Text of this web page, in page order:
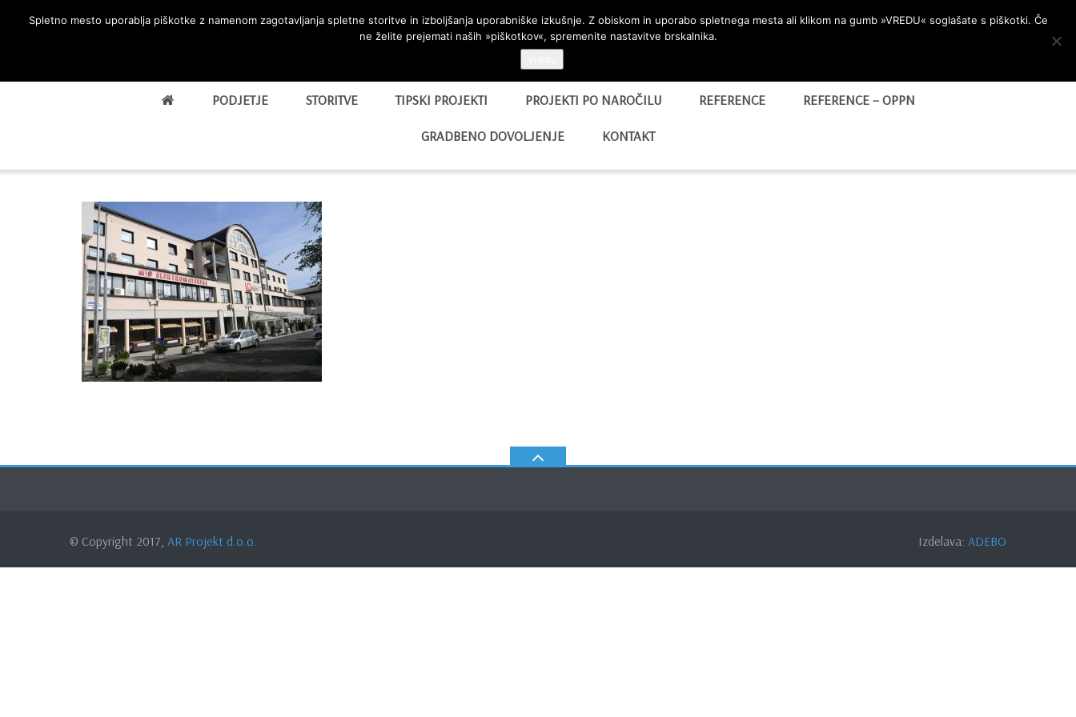
PODJETJE STORITVE TIPSKI PROJEKTI PROJEKTI PO NAROČILU REFERENCE REFERENCE – OPPN
GRADBENO DOVOLJENJE KONTAKT
© Copyright 2017, AR Projekt d.o.o. Izdelava: ADEBO
Spletno mesto uporablja piškotke z namenom zagotavljanja spletne storitve in izboljšanja uporabniške izkušnje. Z obiskom in uporabo spletnega mesta ali klikom na gumb »VREDU« soglašate s piškotki. Če
ne želite prejemati naših »piškotkov«, spremenite nastavitve brskalnika.